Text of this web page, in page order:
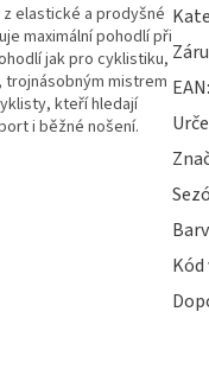
elastické a prodyšné
maximální pohodlí při
jak pro cyklistiku,
trojnásobným mistrem
kteří hledají
i běžné nošení.
EAN